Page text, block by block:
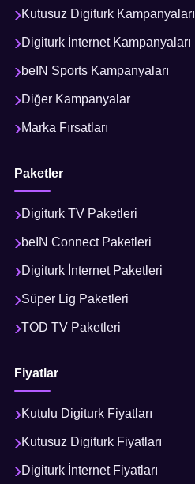
Kutusuz Digiturk Kampanyaları
Digiturk İnternet Kampanyaları
beIN Sports Kampanyaları
Diğer Kampanyalar
Marka Fırsatları
Paketler
Digiturk TV Paketleri
beIN Connect Paketleri
Digiturk İnternet Paketleri
Süper Lig Paketleri
TOD TV Paketleri
Fiyatlar
Kutulu Digiturk Fiyatları
Kutusuz Digiturk Fiyatları
Digiturk İnternet Fiyatları